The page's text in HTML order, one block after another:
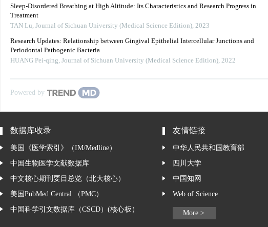
Sleep-Disordered Breathing at High Altitude: Its Characteristics and Research Progress in
Treatment
TAN Lu, Journal of Sichuan University (Medical Science Edition), 2023
Research Updates: Relationship between Gingival Epithelial Intercellular Junctions and
Periodontal Pathogenic Bacteria
HUANG Pei-qing, Journal of Sichuan University (Medical Science Edition), 2022
Powered by
数据库收录
美国《医学索引》（IM/Medline）
中国生物医学文献数据库
中文核心期刊要目总览（北大核心）
美国PubMed Central （PMC）
中国科学引文数据库（CSCD）(核心板）
友情链接
中华人民共和国教育部
四川大学
中国知网
Web of Science
More >